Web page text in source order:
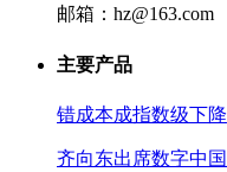
邮箱：hz@163.com
主要产品
错成本成指数级下降
齐向东出席数字中